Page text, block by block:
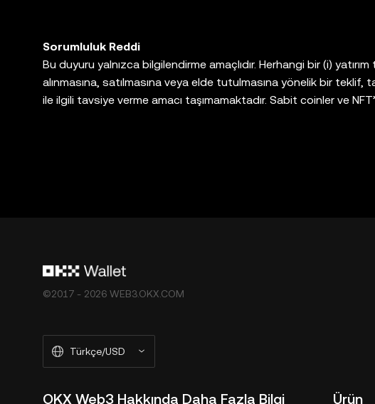
Sorumluluk Reddi
Bu duyuru yalnızca bilgilendirme amaçlıdır. Herhangi bir (i)
alınmasına, satılmasına veya elde tutulmasına yönelik bir
ile ilgili tavsiye verme amacı taşımamaktadır. Sabit coinler ve
yüksek derecede risk içerir ve değer kaybedebilir. Dijital
©2017 - 2026 WEB3.OKX.COM
Türkçe/USD
OKX Web3 Hakkında Daha Fazla Bilgi Ürün